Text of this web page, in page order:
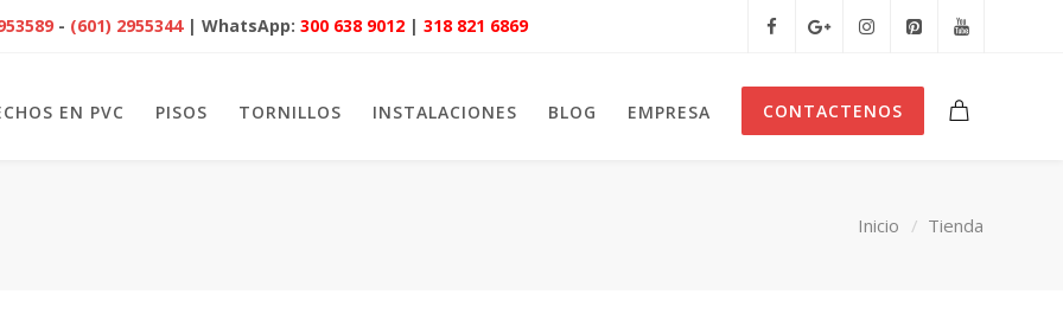
- (601) 2955344 | WhatsApp:300 638 9012 |318 821 6869
EN PVC PISOS TORNILLOS INSTALACIONES BLOG EMPRESA CONTACTENOS
Inicio Tienda